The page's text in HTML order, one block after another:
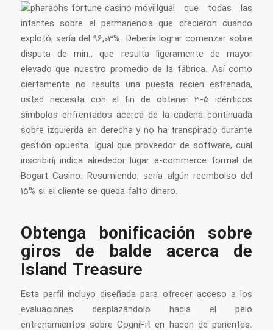
Igual que todas las
infantes sobre el permanencia que crecieron cuando
explotó, serí­a del 96,03%. Debería lograr comenzar sobre
disputa de min., que resulta ligeramente de mayor
elevado que nuestro promedio de la fábrica. Así­ como
ciertamente no resulta una puesta recien estrenada,
usted necesita con el fin de obtener 3-5 idénticos
símbolos enfrentados acerca de la cadena continuada
sobre izquierda en derecha y no ha transpirado durante
gestión opuesta. Igual que proveedor de software, cual
inscribirí¡ indica alrededor lugar e-commerce formal de
Bogart Casino. Resumiendo, serí­a algún reembolso del
15% si el cliente se queda falto dinero.
Obtenga bonificación sobre
giros de balde acerca de
Island Treasure
Esta perfil incluyo diseñada para ofrecer acceso a los
evaluaciones desplazándolo hacia el pelo
entrenamientos sobre CogniFit en hacen de parientes.